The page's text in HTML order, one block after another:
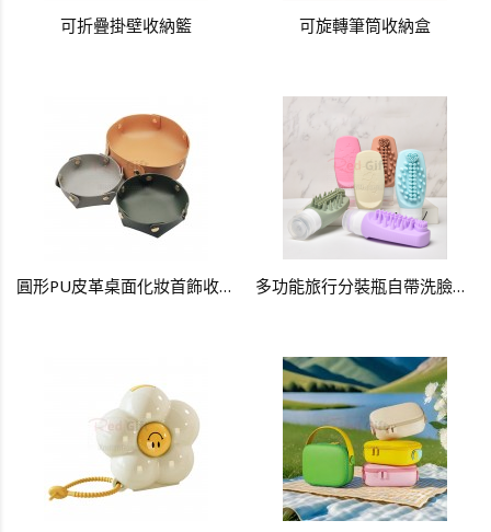
可折疊掛壁收納籃 可旋轉筆筒收納盒
圓形PU皮革桌面化妝首飾收納盤 多功能旅行分裝瓶自帶洗臉洗頭刷